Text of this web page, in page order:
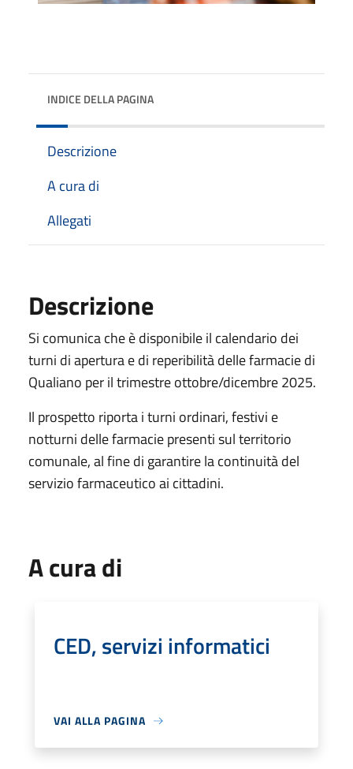
INDICE DELLA PAGINA
Descrizione
A cura di
Allegati
Descrizione
Si comunica che è disponibile il calendario dei
turni di apertura e di reperibilità delle farmacie di
Qualiano per il trimestre ottobre/dicembre 2025.
Il prospetto riporta i turni ordinari, festivi e
notturni delle farmacie presenti sul territorio
comunale, al fine di garantire la continuità del
servizio farmaceutico ai cittadini.
A cura di
CED, servizi informatici
VAI ALLA PAGINA